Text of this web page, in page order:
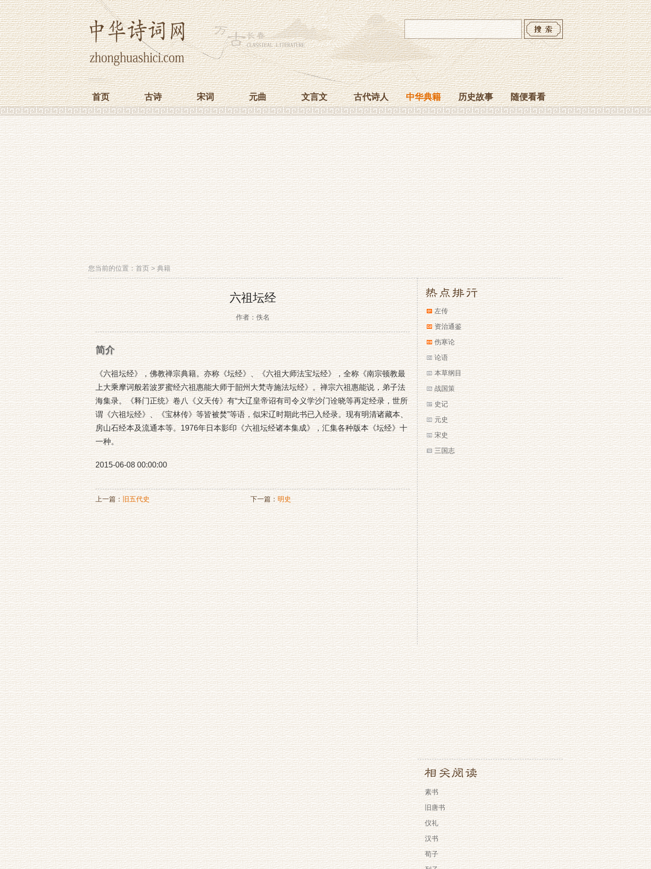
首页 古诗 宋词 元曲 文言文 古代诗人 中华典籍 历史故事 随便看看
您当前的位置：首页>典籍
六祖坛经
作者：佚名
简介
《六祖坛经》，佛教禅宗典籍。亦称《坛经》、《六祖大师法宝坛经》，全称《南宗顿教最
上大乘摩诃般若波罗蜜经六祖惠能大师于韶州大梵寺施法坛经》。禅宗六祖惠能说，弟子法
海集录。《释门正统》卷八《义天传》有“大辽皇帝诏有司令义学沙门诠晓等再定经录，世所
谓《六祖坛经》、《宝林传》等皆被焚”等语，似宋辽时期此书已入经录。现有明清诸藏本、
房山石经本及流通本等。1976年日本影印《六祖坛经诸本集成》，汇集各种版本《坛经》十
一种。
2015-06-08 00:00:00
上一篇：旧五代史 下一篇： 明史
左传
资治通鉴
伤寒论
论语
本草纲目
战国策
史记
元史
宋史
三国志
素书
旧唐书
仪礼
汉书
荀子